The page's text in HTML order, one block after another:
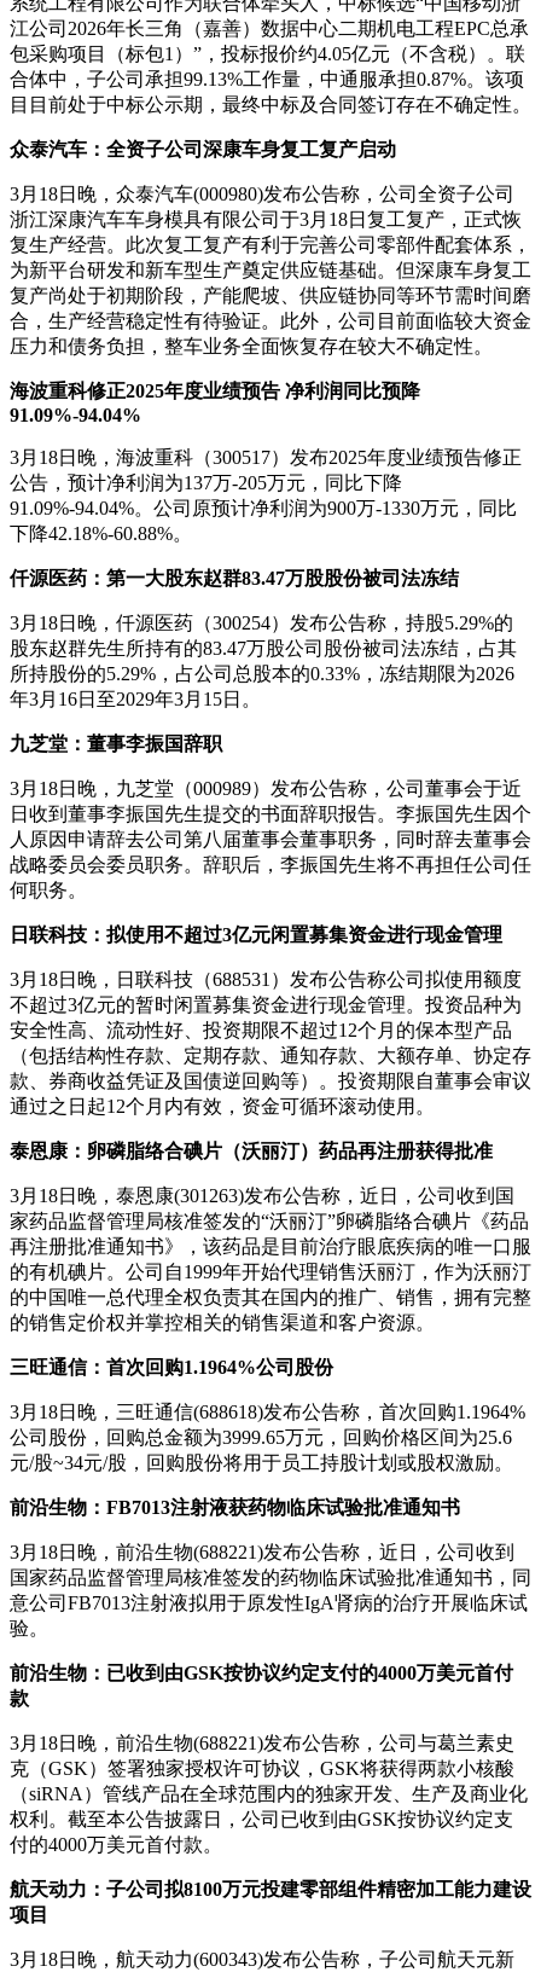
江公司2026年长三角（嘉善）数据中心二期机电工程EPC总承
包采购项目（标包1）”，投标报价约4.05亿元（不含税）。联
合体中，子公司承担99.13%工作量，中通服承担0.87%。该项
目目前处于中标公示期，最终中标及合同签订存在不确定性。
众泰汽车：全资子公司深康车身复工复产启动
3月18日晚，众泰汽车(000980)发布公告称，公司全资子公司
浙江深康汽车车身模具有限公司于3月18日复工复产，正式恢
复生产经营。此次复工复产有利于完善公司零部件配套体系，
为新平台研发和新车型生产奠定供应链基础。但深康车身复工
复产尚处于初期阶段，产能爬坡、供应链协同等环节需时间磨
合，生产经营稳定性有待验证。此外，公司目前面临较大资金
压力和债务负担，整车业务全面恢复存在较大不确定性。
海波重科修正2025年度业绩预告 净利润同比预降
91.09%-94.04%
3月18日晚，海波重科（300517）发布2025年度业绩预告修正
公告，预计净利润为137万-205万元，同比下降
91.09%-94.04%。公司原预计净利润为900万-1330万元，同比
下降42.18%-60.88%。
仟源医药：第一大股东赵群83.47万股股份被司法冻结
3月18日晚，仟源医药（300254）发布公告称，持股5.29%的
股东赵群先生所持有的83.47万股公司股份被司法冻结，占其
所持股份的5.29%，占公司总股本的0.33%，冻结期限为2026
年3月16日至2029年3月15日。
九芝堂 ： 董事李振国辞职
3月18日晚，九芝堂（000989）发布公告称，公司董事会于近
日收到董事李振国先生提交的书面辞职报告。李振国先生因个
人原因申请辞去公司第八届董事会董事职务，同时辞去董事会
战略委员会委员职务。辞职后，李振国先生将不再担任公司任
何职务。
日联科技 ： 拟使用不超过3亿元闲置募集资金进行现金管理
3月18日晚，日联科技（688531）发布公告称公司拟使用额度
不超过3亿元的暂时闲置募集资金进行现金管理。投资品种为
安全性高、流动性好、投资期限不超过12个月的保本型产品
（包括结构性存款、定期存款、通知存款、大额存单、协定存
款、券商收益凭证及国债逆回购等）。投资期限自董事会审议
通过之日起12个月内有效，资金可循环滚动使用。
泰恩康：卵磷脂络合碘片（沃丽汀）药品再注册获得批准
3月18日晚，泰恩康(301263)发布公告称，近日，公司收到国
家药品监督管理局核准签发的“沃丽汀”卵磷脂络合碘片《药品
再注册批准通知书》，该药品是目前治疗眼底疾病的唯一口服
的有机碘片。公司自1999年开始代理销售沃丽汀，作为沃丽汀
的中国唯一总代理全权负责其在国内的推广、销售，拥有完整
的销售定价权并掌控相关的销售渠道和客户资源。
三旺通信：首次回购1.1964%公司股份
3月18日晚，三旺通信(688618)发布公告称，首次回购1.1964%
公司股份，回购总金额为3999.65万元，回购价格区间为25.6
元/股~34元/股，回购股份将用于员工持股计划或股权激励。
前沿生物：FB7013注射液获药物临床试验批准通知书
3月18日晚，前沿生物(688221)发布公告称，近日，公司收到
国家药品监督管理局核准签发的药物临床试验批准通知书，同
意公司FB7013注射液拟用于原发性IgA肾病的治疗开展临床试
验。
前沿生物：已收到由GSK按协议约定支付的4000万美元首付
款
3月18日晚，前沿生物(688221)发布公告称，公司与葛兰素史
克（GSK）签署独家授权许可协议，GSK将获得两款小核酸
（siRNA）管线产品在全球范围内的独家开发、生产及商业化
权利。截至本公告披露日，公司已收到由GSK按协议约定支
付的4000万美元首付款。
航天动力：子公司拟8100万元投建零部组件精密加工能力建设
项目
3月18日晚，航天动力(600343)发布公告称，子公司航天元新